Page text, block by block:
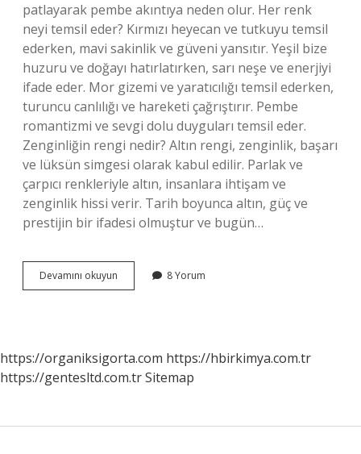
patlayarak pembe akıntıya neden olur. Her renk
neyi temsil eder? Kırmızı heyecan ve tutkuyu temsil
ederken, mavi sakinlik ve güveni yansıtır. Yeşil bize
huzuru ve doğayı hatırlatırken, sarı neşe ve enerjiyi
ifade eder. Mor gizemi ve yaratıcılığı temsil ederken,
turuncu canlılığı ve hareketi çağrıştırır. Pembe
romantizmi ve sevgi dolu duyguları temsil eder.
Zenginliğin rengi nedir? Altın rengi, zenginlik, başarı
ve lüksün simgesi olarak kabul edilir. Parlak ve
çarpıcı renkleriyle altın, insanlara ihtişam ve
zenginlik hissi verir. Tarih boyunca altın, güç ve
prestijin bir ifadesi olmuştur ve bugün…
Devamını okuyun Yaşamın
Rengi
8 Yorum
https://organiksigorta.com https://hbirkimya.com.tr
https://gentesltd.com.trSitemap